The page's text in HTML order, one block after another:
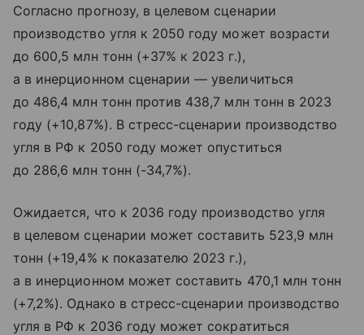
Согласно прогнозу, в целевом сценарии
производство угля к 2050 году может возрасти
до 600,5 млн тонн (+37% к 2023 г.),
а в инерционном сценарии — увеличиться
до 486,4 млн тонн против 438,7 млн тонн в 2023
году (+10,87%). В стресс-сценарии производство
угля в РФ к 2050 году может опуститься
до 286,6 млн тонн (-34,7%).
Ожидается, что к 2036 году производство угля
в целевом сценарии может составить 523,9 млн
тонн (+19,4% к показателю 2023 г.),
а в инерционном может составить 470,1 млн тонн
(+7,2%). Однако в стресс-сценарии производство
угля в РФ к 2036 году может сократиться